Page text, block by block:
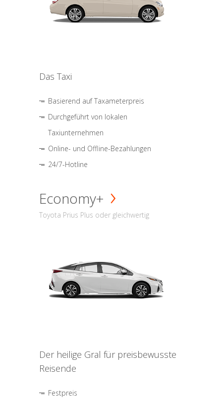
Das Taxi
Basierend auf Taxameterpreis
Durchgeführt von lokalen
Taxiunternehmen
Online- und Offline-Bezahlungen
24/7-Hotline
Economy+
Toyota Prius Plus oder gleichwertig
Der heilige Gral für preisbewusste
Reisende
Festpreis